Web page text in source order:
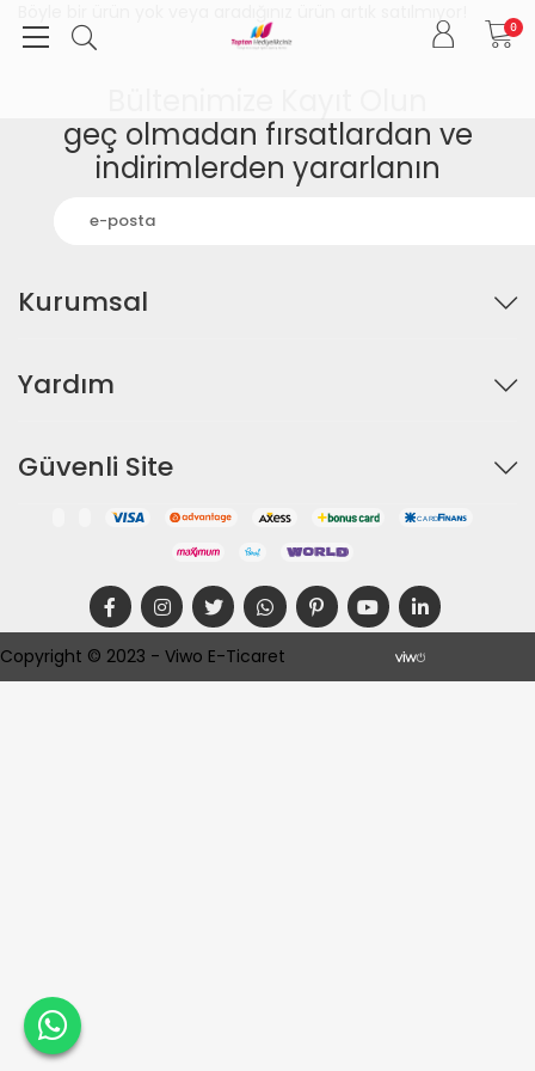
0
geç olmadan fırsatlardan ve
indirimlerden yararlanın
Kurumsal
Yardım
Güvenli Site
Copyright © 2023 - Viwo E-Ticaret